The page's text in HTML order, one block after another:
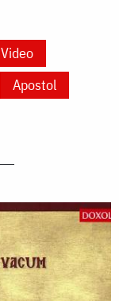
Video
Apostol